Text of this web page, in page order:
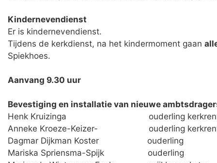
Kindernevendienst
Er is kindernevendienst.
Tijdens de kerkdienst, na het kindermoment gaan
Spiekhoes.
Aanvang 9.30 uur
Bevestiging en installatie van nieuwe
Henk Kruizinga ouderling
Anneke Kroeze-Keizer- ouderling
Dagmar Dijkman Koster ouderling
Mariska Spriensma-Spijk ouderling